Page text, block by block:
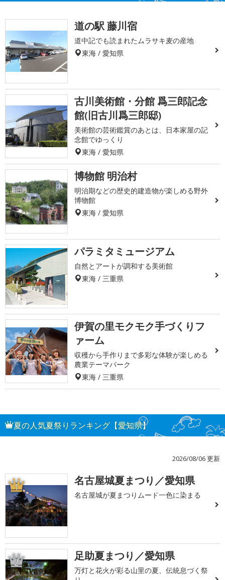
道の駅 藤川宿
道中記でも読まれたムラサキ麦の産地
東海 / 愛知県
古川美術館・分館 爲三郎記念
館(旧古川爲三郎邸)
美術館の芸術鑑賞のあとは、日本家屋の記
念館でゆっくり
東海 / 愛知県
博物館 明治村
明治期などの歴史的建造物が楽しめる野外
博物館
東海 / 愛知県
パラミタミュージアム
自然とアートが調和する美術館
東海 / 三重県
伊賀の里モクモク手づくりフ
ァーム
収穫から手作りまで多彩な体験が楽しめる
農業テーマパーク
東海 / 三重県
夏の人気夏祭りランキング【愛知県】
2026/08/06 更新
1 名古屋城夏まつり／愛知県
名古屋城が夏まつりムード一色に染まる
2 足助夏まつり／愛知県
万灯と花火が彩る山里の夏、伝統息づく祭